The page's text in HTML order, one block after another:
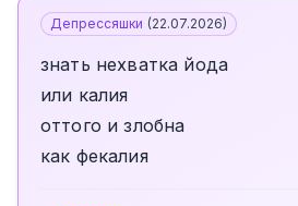
Депрессяшки (22.07.2026)
знать нехватка йода
или калия
оттого и злобна
как фекалия